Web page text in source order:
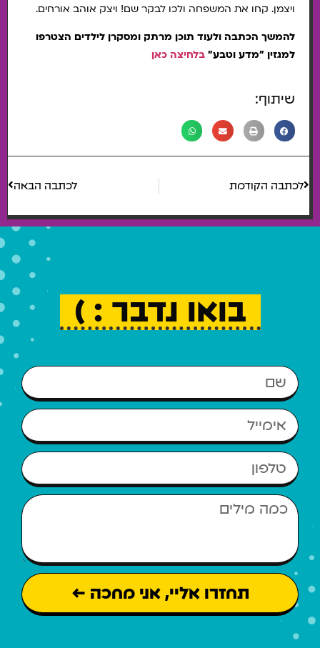
ויצמן. קחו את המשפחה ולכו לבקר שם! ויצק אוהב אורחים.
להמשך הכתבה ולעוד תוכן מרתק ומסקרן לילדים הצטרפו
למגזין "מדע וטבע" בלחיצה כאן
שיתוף:
לכתבה הקודמת לכתבה הבאה
בואו נדבר : )
תחזרו אליי, אני מחכה ←